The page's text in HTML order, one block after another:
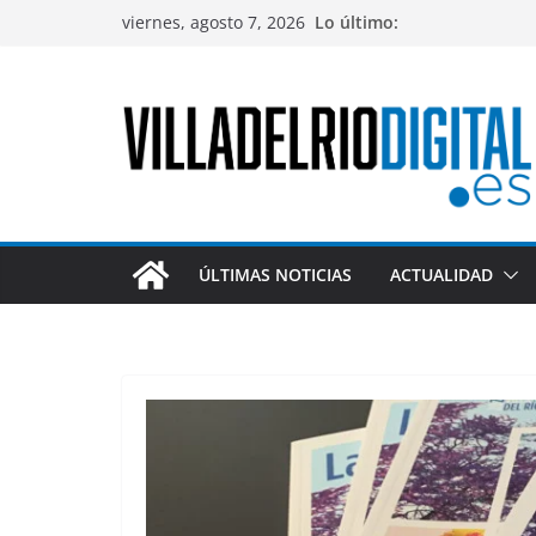
viernes, agosto 7, 2026 Lo último:
ÚLTIMAS NOTICIAS ACTUALIDAD